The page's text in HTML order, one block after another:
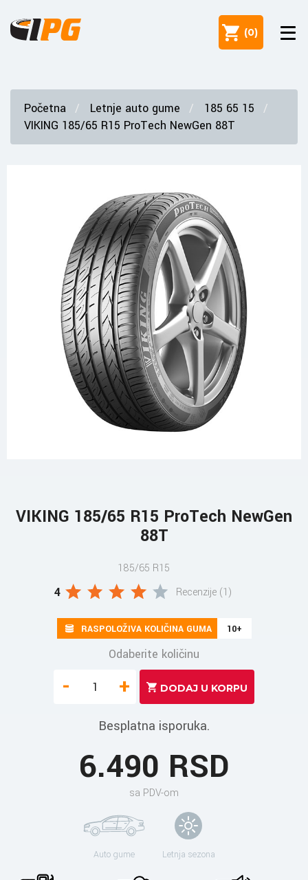
(0)
Početna Letnje auto gume
185 65 15
VIKING 185/65 R15 ProTech NewGen 88T
VIKING 185/65 R15 ProTech NewGen
88T
185/65 R15
4 Recenzije (1)
RASPOLOŽIVA KOLIČINA GUMA 10+
Odaberite količinu
- +
Besplatna isporuka.
6.490 RSD
sa PDV-om
Auto gume Letnja sezona